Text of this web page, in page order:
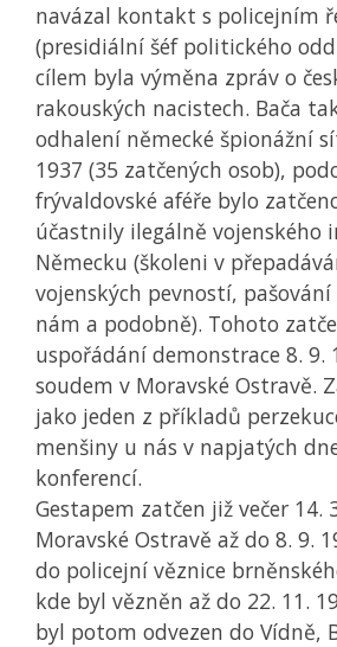
navázal kontakt s policejním
(presidiální šéf politického
cílem byla výměna zpráv o
rakouských nacistech. Bača
odhalení německé špionážní
1937 (35 zatčených osob),
frývaldovské aféře bylo
účastnily ilegálně vojenského
Německu (školeni v
vojenských pevností,
nám a podobně). Tohoto
uspořádání demonstrace 8. 9.
soudem v Moravské Ostravě.
jako jeden z příkladů
menšiny u nás v napjatých
konferencí.
Gestapem zatčen již večer 14.
Moravské Ostravě až do 8. 9.
do policejní věznice
kde byl vězněn až do 22. 11.
byl potom odvezen do Vídně,